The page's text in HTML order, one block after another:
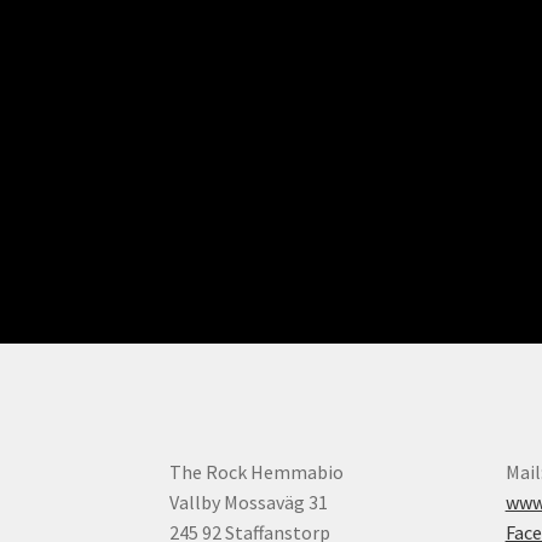
The Rock Hemmabio
Vallby Mossaväg 31
245 92 Staffanstorp
Mail: